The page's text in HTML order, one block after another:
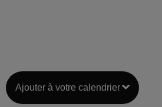
Ajouter à votre calendrier